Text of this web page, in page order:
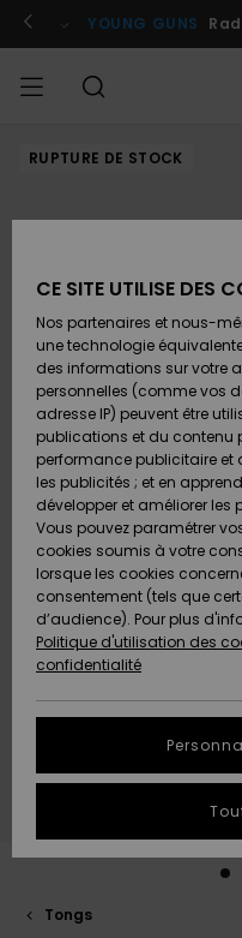
l'information
le
Se connecter /
YOUNG GUNS
HOMME
&
Surf
Snow
A
&
Surf
Snow
A
FEMME
Shop
A
Snow
SURF
Surf
Surf
Shop
Enfant
SNOW
Snow
Snow
Shop
Enfant
Snow
Shop
A
OUTLET
Outlet
Enfant
Outlet
AIDE &
CONTACT
Accéder à
Retours
Carte
Cadeau
Quiksilver
Freedom
des
tailles
MAGASINS
QUIKSILVER
RUPTURE DE STOCK
Tongs
CE SITE UTILISE DES
Nos partenaires et nous-
une technologie
des informations sur votre
personnelles (comme vos
adresse IP) peuvent être
publications et du contenu
performance publicitaire et
les publicités ; et en
développer et améliorer les
Vous pouvez paramétrer
cookies soumis à votre
lorsque les cookies
consentement (tels que
d’audience). Pour plus
Politique d'utilisation des
confidentialité